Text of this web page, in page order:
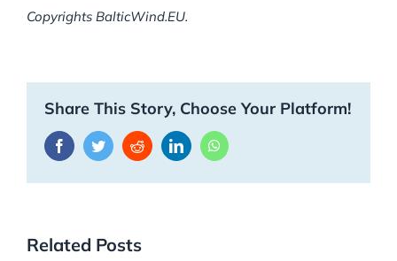
Copyrights BalticWind.EU.
Share This Story, Choose Your Platform!
FacebookTwitterRedditLinkedInWhatsApp
Related Posts